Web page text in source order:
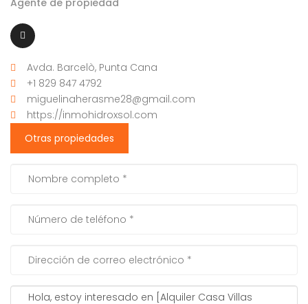
Agente de propiedad
Avda. Barcelò, Punta Cana
+1 829 847 4792
miguelinaherasme28@gmail.com
https://inmohidroxsol.com
Otras propiedades